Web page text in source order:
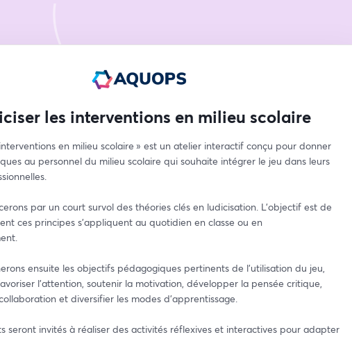
les interventions en milieu scolaire
en milieu scolaire » est un atelier interactif conçu pour donner
au personnel du milieu scolaire qui souhaite intégrer le jeu dans leurs
par un court survol des théories clés en ludicisation. L’objectif est de
ces principes s’appliquent au quotidien en classe ou en
ensuite les objectifs pédagogiques pertinents de l’utilisation du jeu,
l’attention, soutenir la motivation, développer la pensée critique,
et diversifier les modes d’apprentissage.
seront invités à réaliser des activités réflexives et interactives pour adapter